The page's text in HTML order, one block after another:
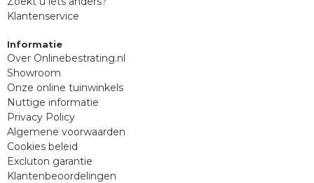
Klantenservice
Informatie
Over Onlinebestrating.nl
Showroom
Onze online tuinwinkels
Nuttige informatie
Privacy Policy
Algemene voorwaarden
Cookies beleid
Excluton garantie
Klantenbeoordelingen